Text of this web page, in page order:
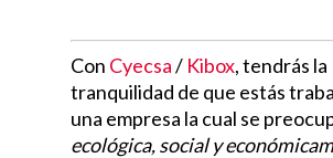
Con Cyecsa/ Kibox, tendrás la
tranquilidad de que estás
una empresa la cual se
ecológica, social y